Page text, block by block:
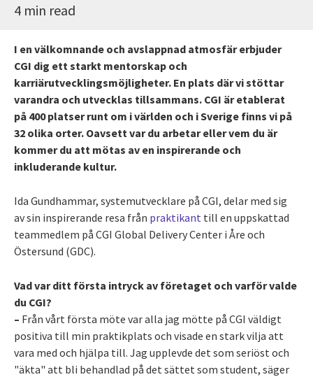
4 min read
I en välkomnande och avslappnad atmosfär erbjuder
CGI dig ett starkt mentorskap och
karriärutvecklingsmöjligheter. En plats där vi stöttar
varandra och utvecklas tillsammans. CGI är etablerat
på 400 platser runt om i världen och i Sverige finns vi på
32 olika orter. Oavsett var du arbetar eller vem du är
kommer du att mötas av en inspirerande och
inkluderande kultur.
Ida Gundhammar, systemutvecklare på CGI, delar med sig
av sin inspirerande resa från praktikant till en uppskattad
teammedlem på CGI Global Delivery Center i Åre och
Östersund (GDC).
Vad var ditt första intryck av företaget och varför valde
du CGI?
– Från vårt första möte var alla jag mötte på CGI väldigt
positiva till min praktikplats och visade en stark vilja att
vara med och hjälpa till. Jag upplevde det som seriöst och
"äkta" att bli behandlad på det sättet som student, säger